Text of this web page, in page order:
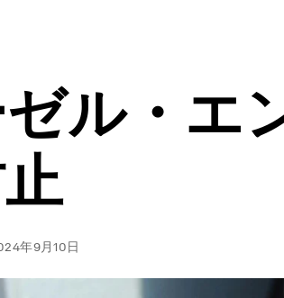
ゼル・
年9月10日